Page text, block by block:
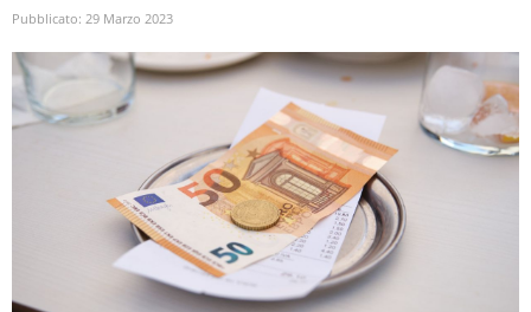
Pubblicato: 29 Marzo 2023